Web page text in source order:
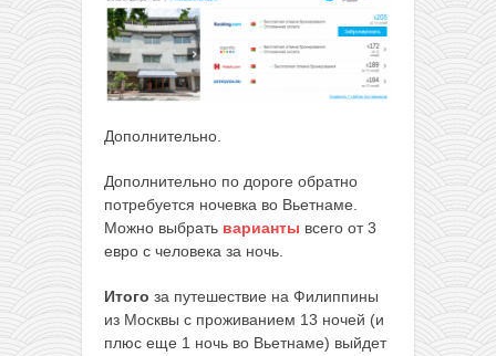
Дополнительно.
Дополнительно по дороге обратно
потребуется ночевка во Вьетнаме.
Можно выбрать варианты всего от 3
евро с человека за ночь.
Итого за путешествие на Филиппины
из Москвы с проживанием 13 ночей (и
плюс еще 1 ночь во Вьетнаме) выйдет